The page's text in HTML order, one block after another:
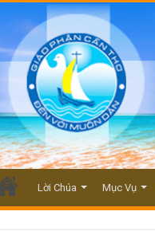
Lời Chúa Mục Vụ